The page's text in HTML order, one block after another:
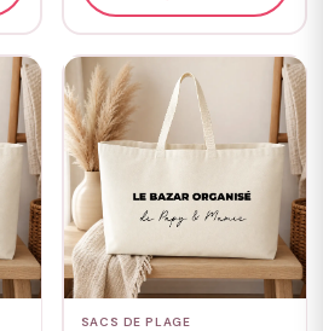
SACS DE PLAGE